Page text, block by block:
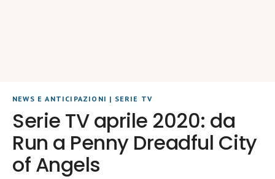
NEWS E ANTICIPAZIONI | SERIE TV
Serie TV aprile 2020: da
Run a Penny Dreadful City
of Angels